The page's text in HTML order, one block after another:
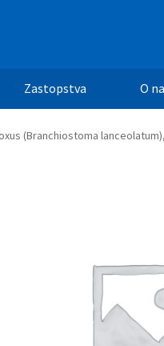
Zastopstva O
(Branchiostoma